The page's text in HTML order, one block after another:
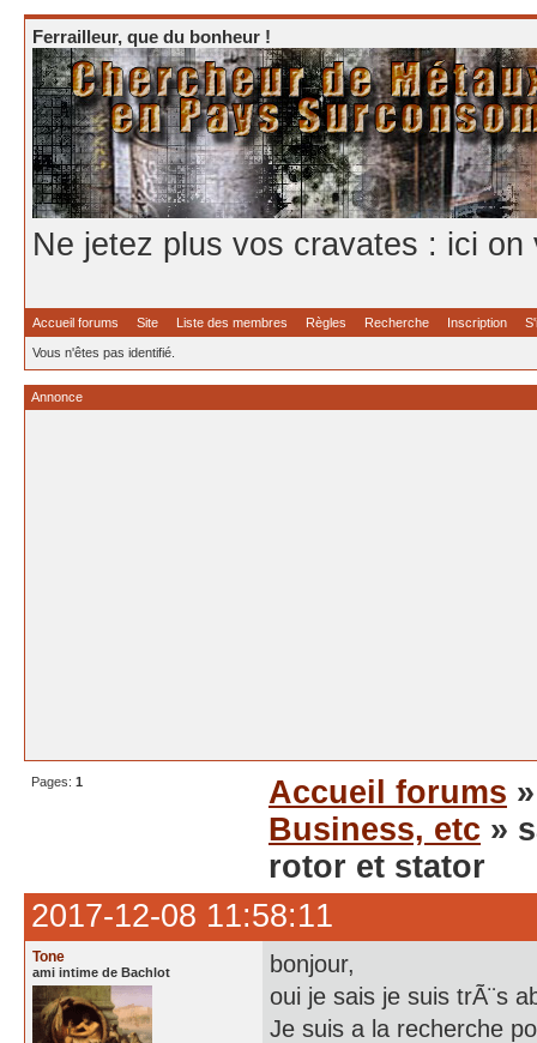
Ferrailleur, que du bonheur !
Ne jetez plus vos cravates : ici
Accueil forums Site Liste des membres Règles Recherche Inscription
Vous n'êtes pas identifié.
Annonce
Pages: 1 Accueil forums
Business, etc »
rotor et stator
2017-12-08 11:58:11
Tone
ami intime de Bachlot
bonjour,
oui je sais je suis trÃ¨s
Je suis a la recherche